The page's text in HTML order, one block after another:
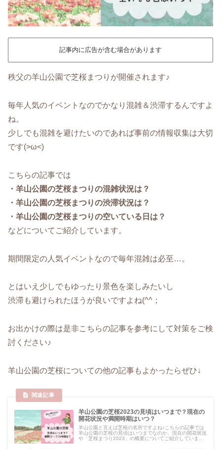
記事内に広告が含む場合があります
秩父の羊山公園で芝桜まつりが開催されます♪
毎年人気のイベントなのでかなり混雑＆渋滞するんですよ
ね。
少しでも混雑を避けたいのであれば事前の情報収集は大切
です(>ω<)
こちらの記事では
・羊山公園の芝桜まつりの混雑状況は？
・羊山公園の芝桜まつりの渋滞状況は？
・羊山公園の芝桜まつりの空いている日は？
などについてご紹介しています。
期間限定の人気イベントなので毎年混雑は必至…。
とはいえ少しでもゆったり景色を楽しみたいし
渋滞も避けられたほうが良いですよね(^^；
お出かけの際は是非こちらの記事を参考にして対策をご検
討ください♪
羊山公園の芝桜についての他の記事もよかったらぜひ↓
羊山公園の芝桜2023の見頃はいつまで？現在の
開花状況や満開時期はいつ？
羊山公園と言えば芝桜の名所ですよね♪こちらの記事では
羊山公園の芝桜の見頃はいつまでなのか、現在の開花状況
や「芝桜まつり2023」の概要についてご紹介していま